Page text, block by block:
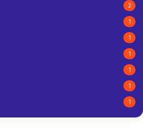
2
1
1
1
1
1
1